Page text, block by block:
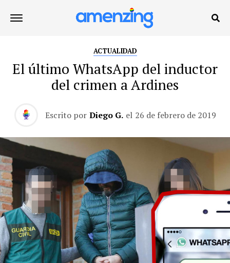
ACTUALIDAD
El último WhatsApp del inductor
del crimen a Ardines
Escrito por Diego G. el 26 de febrero de 2019